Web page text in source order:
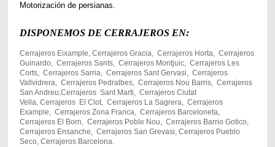
Motorización de persianas.
DISPONEMOS DE CERRAJEROS EN:
Cerrajeros Eixample, Cerrajeros Gracia, Cerrajeros Horta, Cerrajeros
Guinardo, Cerrajeros Sants, Cerrajeros Montjuic, Cerrajeros Les
Corts, Cerrajeros Sarria, Cerrajeros Sant Gervasi, Cerrajeros
Vallvidrera, Cerrajeros Pedralbes, Cerrajeros Nou Barris, Cerrajeros
San Andreu,Cerrajeros Sant Marti, Cerrajeros Ciutat
Vella, Cerrajeros El Clot, Cerrajeros La Sagrera, Cerrajeros
Example, Cerrajeros Zona Franca, Cerrajeros Barceloneta,
Cerrajeros El Born, Cerrajeros Poble Nou, Cerrajeros Barrio Gotico,
Cerrajeros Ensanche, Cerrajeros San Grevasi, Cerrajeros Pueblo
Seco, Cerrajeros Barcelona.